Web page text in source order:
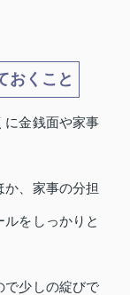
おくこと
に金銭面や家事
か、家事の分担
をしっかりと
で少しの綻びで